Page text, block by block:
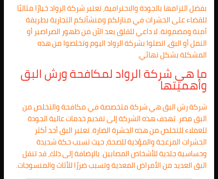
بفضل التزامها بالجودة والاحترافية، تعتبر شركة الرواد خيارًا مثاليًا
للقضاء على الحشرات في منازلكم ومنشآتكم التجارية بطريقة
آمنة ومضمونة. لا داعي للقلق بعد الآن من ظهور الصراصير أو
النمل أو البق، اتصلوا بشركة الرواد اليوم وتخلصوا من هذه
المشكلة بشكل نهائي.
ما هي شركة الرواد لمكافحة ورش البق
وأهميتها
شركة رش البق هي شركة متخصصة في مكافحة والتخلص من
البق مصر. تهدف هذه الشركة إلى تقديم خدمات عالية الجودة
للعملاء للتخلص من هذه الحشرة الضارة. تعتبر البق أحد أكثر
الحشرات المزعجة والمؤذية للصحة، حيث تسبب حكة شديدة
وحساسية جلدية للأشخاص المصابين. بالإضافة إلى ذلك، قد تنقل
البق العديد من الأمراض المعدية وتسبب ضررًا للأثاث والمنسوجات.